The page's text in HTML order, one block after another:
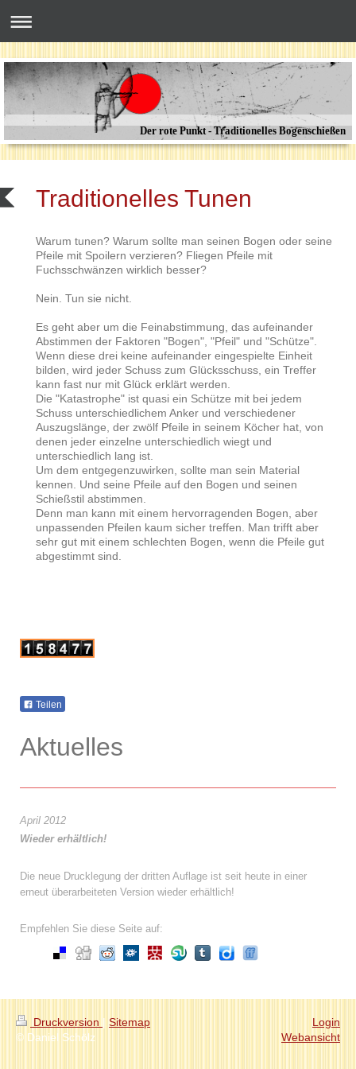
Der rote Punkt - Traditionelles Bogenschießen
Traditionelles Tunen
Warum tunen? Warum sollte man seinen Bogen oder seine
Pfeile mit Spoilern verzieren? Fliegen Pfeile mit
Fuchsschwänzen wirklich besser?
Nein. Tun sie nicht.
Es geht aber um die Feinabstimmung, das aufeinander
Abstimmen der Faktoren "Bogen", "Pfeil" und "Schütze".
Wenn diese drei keine aufeinander eingespielte Einheit
bilden, wird jeder Schuss zum Glücksschuss, ein Treffer
kann fast nur mit Glück erklärt werden.
Die "Katastrophe" ist quasi ein Schütze mit bei jedem
Schuss unterschiedlichem Anker und verschiedener
Auszugslänge, der zwölf Pfeile in seinem Köcher hat, von
denen jeder einzelne unterschiedlich wiegt und
unterschiedlich lang ist.
Um dem entgegenzuwirken, sollte man sein Material
kennen. Und seine Pfeile auf den Bogen und seinen
Schießstil abstimmen.
Denn man kann mit einem hervorragenden Bogen, aber
unpassenden Pfeilen kaum sicher treffen. Man trifft aber
sehr gut mit einem schlechten Bogen, wenn die Pfeile gut
abgestimmt sind.
Teilen
Aktuelles
April 2012
Wieder erhältlich!
Die neue Drucklegung der dritten Auflage ist seit heute in einer
erneut überarbeiteten Version wieder erhältlich!
Empfehlen Sie diese Seite auf:
Druckversion | Sitemap
© Daniel Schölz
Login
Webansicht